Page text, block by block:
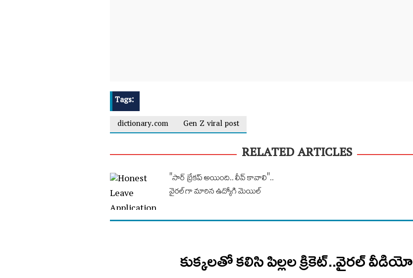
Tags:
dictionary.com
Gen Z viral post
RELATED ARTICLES
"సార్ బ్రేకప్ అయింది.. లీవ్ కావాలి"..
వైరల్‌గా మారిన ఉద్యోగి మెయిల్
కుక్కలతో కలిసి పిల్లల క్రికెట్..వైరల్ వీడియో